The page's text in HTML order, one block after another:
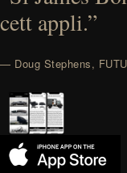
cett appli.”
— Doug Stephens,